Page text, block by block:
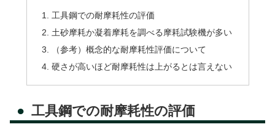
工具鋼での耐摩耗性の評価
土砂摩耗か凝着摩耗を調べる摩耗試験機が多い
（参考）概念的な耐摩耗性評価について
硬さが高いほど耐摩耗性は上がるとは言えない
工具鋼での耐摩耗性の評価